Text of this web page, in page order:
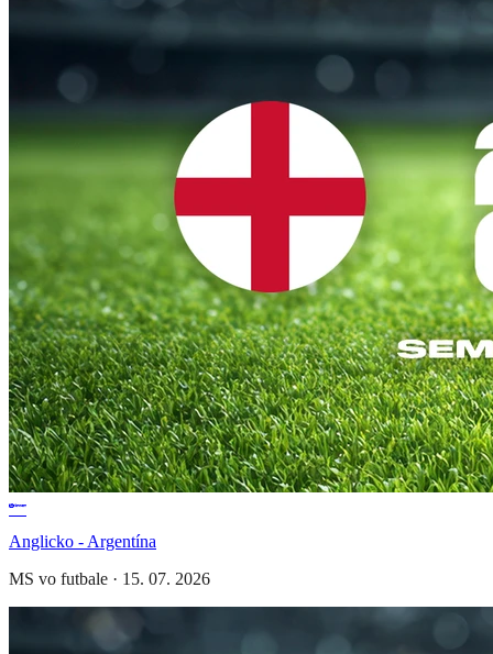
Anglicko - Argentína
MS vo futbale · 15. 07. 2026